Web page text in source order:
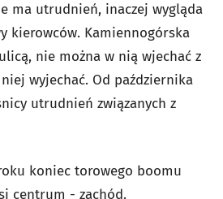
ma utrudnień, inaczej wygląda
kierowców. Kamiennogórska
nie można w nią wjechać z
wyjechać. Od października
utrudnień związanych z
koniec torowego boomu
centrum - zachód.